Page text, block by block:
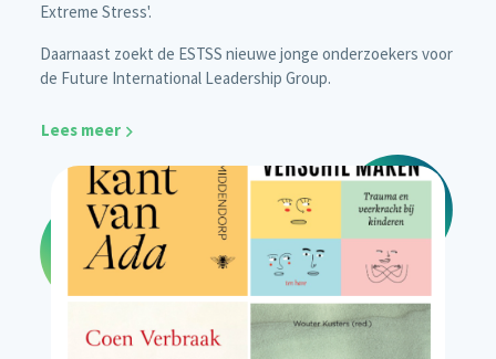
Extreme Stress'.
Daarnaast zoekt de ESTSS nieuwe jonge onderzoekers voor
de Future International Leadership Group.
Lees meer